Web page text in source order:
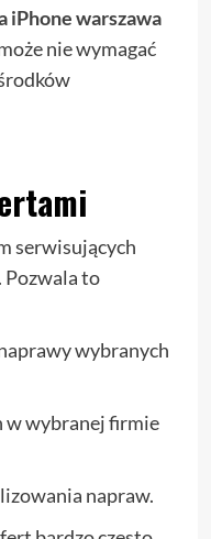
iPhone warszawa
nie wymagać
serwisujących
to
wybranych
w wybranej firmie
napraw.